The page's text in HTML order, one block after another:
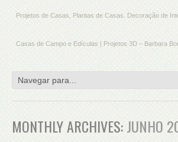
Projetos de Casas, Plantas de Casas. Decoração de
Casas de Campo e Edículas | Projetos 3D – Barbara
MONTHLY ARCHIVES:JUNHO